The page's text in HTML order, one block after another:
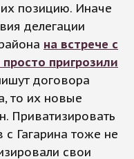
позицию. Иначе
делегации
на встрече с
пригрозили
договора
то их новые
Приватизировать
Гагарина тоже не
свои